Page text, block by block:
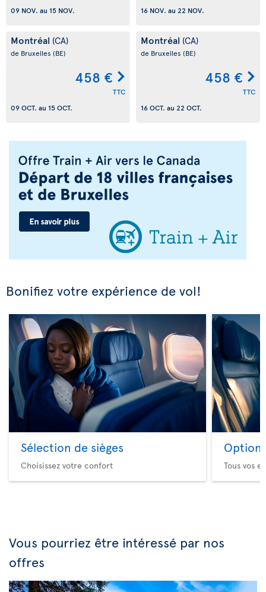
09 NOV. au 15 NOV.
16 NOV. au 22 NOV.
Montréal (CA)
de Bruxelles (BE)
458 €
TTC
09 OCT. au 15 OCT.
Montréal (CA)
de Bruxelles (BE)
458 €
TTC
16 OCT. au 22 OCT.
Bonifiez votre expérience de vol!
Sélection de sièges
Choisissez votre confort
Option
Tous vos
Vous pourriez être intéressé par nos
offres